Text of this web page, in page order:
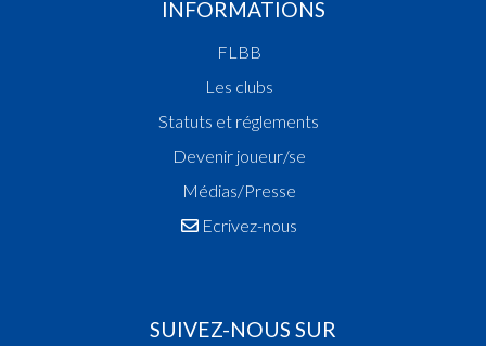
INFORMATIONS
FLBB
Les clubs
Statuts et réglements
Devenir joueur/se
Médias/Presse
Ecrivez-nous
SUIVEZ-NOUS SUR